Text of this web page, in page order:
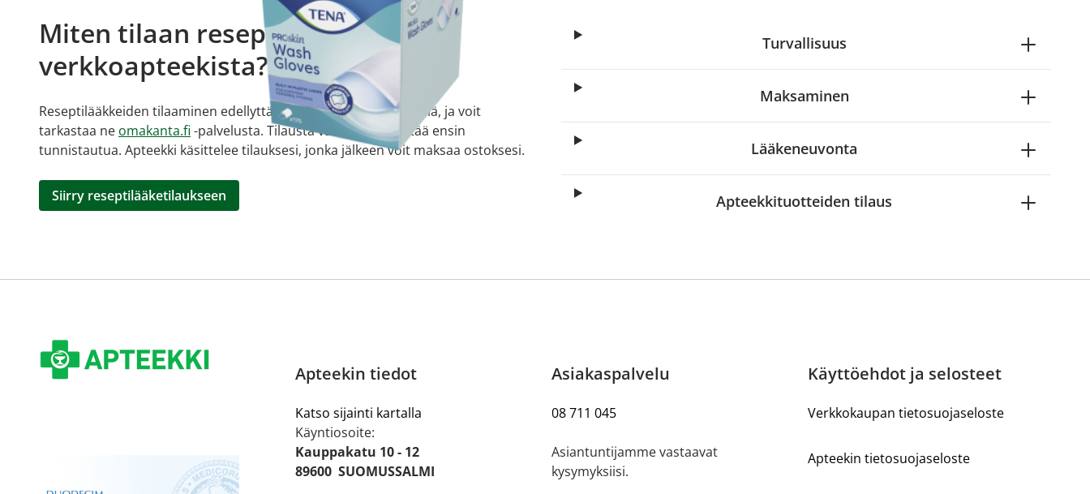
Miten tilaan reseptilääkkeitä
verkkoapteekista?
Reseptilääkkeiden tilaaminen edellyttää voimassa olevaa reseptiä, ja voit
tarkastaa ne omakanta.fi -palvelusta. Tilausta varten sinun pitää ensin
tunnistautua. Apteekki käsittelee tilauksesi, jonka jälkeen voit maksaa ostoksesi.
Siirry reseptilääketilaukseen
Turvallisuus
Maksaminen
Lääkeneuvonta
Apteekkituotteiden tilaus
Apteekin tiedot
Katso sijainti kartalla
Käyntiosoite:
Kauppakatu 10 - 12
89600 SUOMUSSALMI
Asiakaspalvelu
08 711 045
Asiantuntijamme vastaavat
kysymyksiisi.
Käyttöehdot ja selosteet
Verkkokaupan tietosuojaseloste
Apteekin tietosuojaseloste